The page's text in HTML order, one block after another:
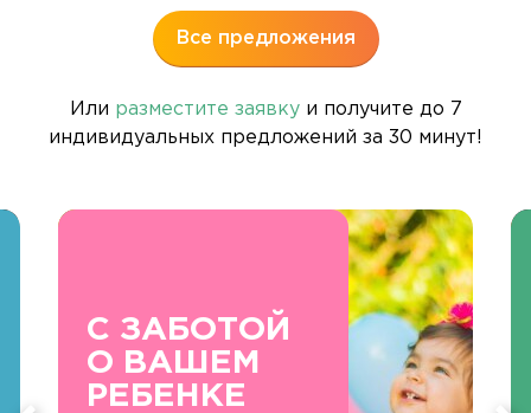
Все предложения
Или разместите заявкуи получите до 7
индивидуальных предложений за 30 минут!
С ЗАБОТОЙ
О ВАШЕМ
РЕБЕНКЕ